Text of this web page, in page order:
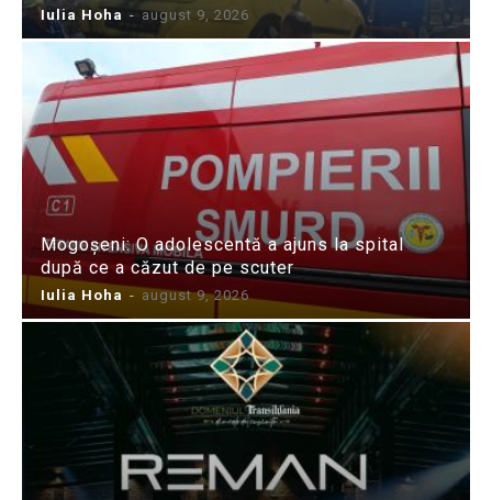
Iulia Hoha - august 9, 2026
Mogoșeni: O adolescentă a ajuns la spital
după ce a căzut de pe scuter
Iulia Hoha - august 9, 2026